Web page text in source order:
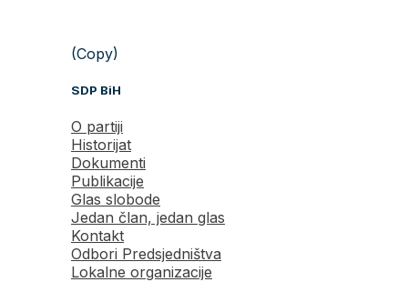
(Copy)
SDP BiH
O partiji
Historijat
Dokumenti
Publikacije
Glas slobode
Jedan član, jedan glas
Kontakt
Odbori Predsjedništva
Lokalne organizacije